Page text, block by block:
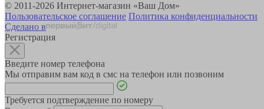
© 2011-2026 Интернет-магазин «Ваш Дом»
Пользовательское соглашение Политика конфиденциальности
Сделано в
Регистрация
Введите номер телефона
Мы отправим вам код в смс на телефон или позвоним
Требуется подтверждение по номеру